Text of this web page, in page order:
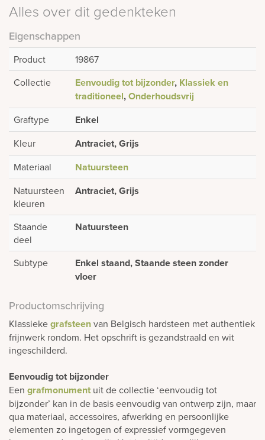
Alles over dit gedenkteken
Eigenschappen
Product
19867
Collectie
Eenvoudig tot bijzonder, Klassiek en
traditioneel,Onderhoudsvrij
Graftype Enkel
Kleur Antraciet, Grijs
Materiaal Natuursteen
Natuursteen
kleuren
Antraciet, Grijs
Staande
deel
Natuursteen
Subtype
Enkel staand, Staande steen zonder
vloer
Productomschrijving
Klassiekegrafsteenvan Belgisch hardsteen met authentiek
frijnwerk rondom. Het opschrift is gezandstraald en wit
ingeschilderd.
Eenvoudig tot bijzonder
Een grafmonument uit de collectie ‘eenvoudig tot
bijzonder’ kan in de basis eenvoudig van ontwerp zijn, maar
qua materiaal, accessoires, afwerking en persoonlijke
elementen zo ingetogen of expressief vormgegeven